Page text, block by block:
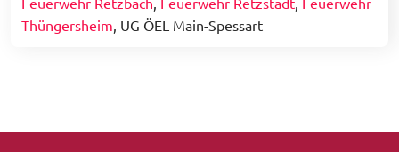
Thüngersheim , UG ÖEL Main-Spessart